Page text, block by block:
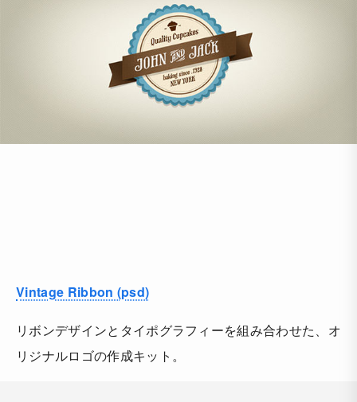
Vintage Ribbon (psd)
リボンデザインとタイポグラフィーを組み合わせた、オ
リジナルロゴの作成キット。